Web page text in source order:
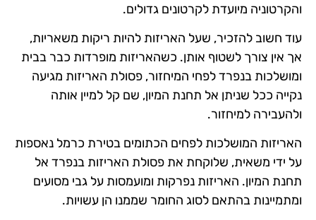
והקרטוניה מיועדת לקרטונים גדולים.
עוד חשוב להזכיר, שעל האריזות להיות ריקות משאריות,
אך אין צורך לשטוף אותן. כשהאריזות מופרדות כבר בבית
ומושלכות בנפרד לפחי המיחזור, פסולת האריזות מגיעה
נקייה ככל שניתן אל תחנת המיון, שם קל למיין אותה
ולהעבירה למיחזור.
האריזות המושלכות לפחים הכתומים בטירת כרמל נאספות
על ידי משאית, שלוקחת את פסולת האריזות בנפרד אל
תחנת המיון. האריזות נפרקות ומועמסות על גבי מסועים
ומתמיינות בהתאם לסוג החומר שממנו הן עשויות.